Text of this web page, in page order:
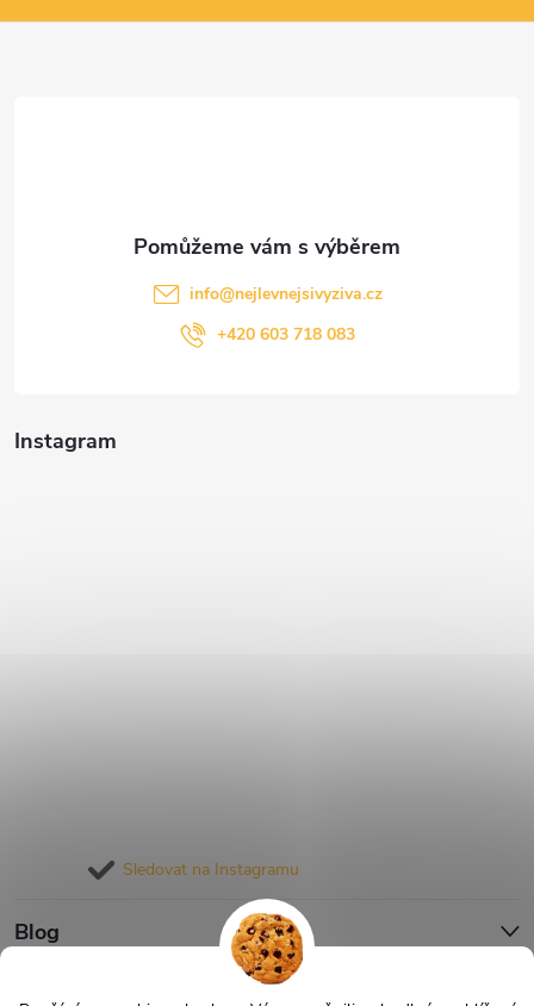
Instagram
Sledovat na Instagramu
Blog
Informace pro vás
info@nejlevnejsivyziva.cz
+420 603 718 083